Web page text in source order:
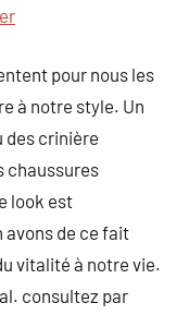
pour nous les
à notre style. Un
des crinière
chaussures
look est
avons de ce fait
vitalité à notre vie.
consultez par